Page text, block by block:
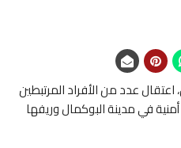
اعتقال عدد من الأفراد المرتبطين
في مدينة البوكمال وريفها